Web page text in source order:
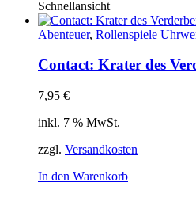
Schnellansicht
Abenteuer, Rollenspiele
Contact: Krater des
7,95 €
inkl. 7 % MwSt.
zzgl. Versandkosten
In den Warenkorb